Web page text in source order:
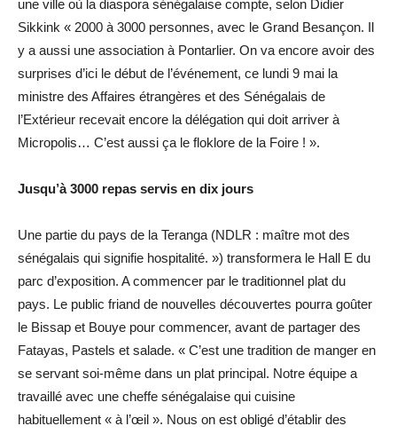
une ville où la diaspora sénégalaise compte, selon Didier
Sikkink « 2000 à 3000 personnes, avec le Grand Besançon. Il
y a aussi une association à Pontarlier. On va encore avoir des
surprises d’ici le début de l’événement, ce lundi 9 mai la
ministre des Affaires étrangères et des Sénégalais de
l’Extérieur recevait encore la délégation qui doit arriver à
Micropolis… C’est aussi ça le floklore de la Foire ! ».
Jusqu’à 3000 repas servis en dix jours
Une partie du pays de la Teranga (NDLR : maître mot des
sénégalais qui signifie hospitalité. ») transformera le Hall E du
parc d’exposition. A commencer par le traditionnel plat du
pays. Le public friand de nouvelles découvertes pourra goûter
le Bissap et Bouye pour commencer, avant de partager des
Fatayas, Pastels et salade. « C’est une tradition de manger en
se servant soi-même dans un plat principal. Notre équipe a
travaillé avec une cheffe sénégalaise qui cuisine
habituellement « à l’œil ». Nous on est obligé d’établir des